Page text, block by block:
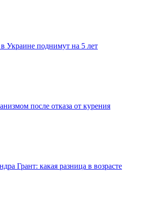
Украине поднимут на 5 лет
после отказа от курения
Грант: какая разница в возрасте